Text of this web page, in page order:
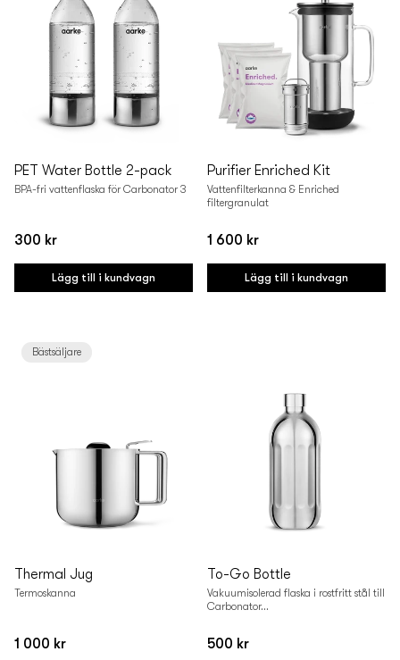
PET Water Bottle 2-pack
BPA-fri vattenflaska för Carbonator 3
Vanligt
pris
300 kr
Lägg till i kundvagn
Purifier Enriched Kit
Vattenfilterkanna & Enriched
filtergranulat
Vanligt
pris
1 600 kr
Lägg till i kundvagn
Bästsäljare
Thermal Jug
Termoskanna
Vanligt
1 000 kr
To-Go Bottle
Vakuumisolerad flaska i rostfritt stål till
Carbonator...
Vanligt
500 kr